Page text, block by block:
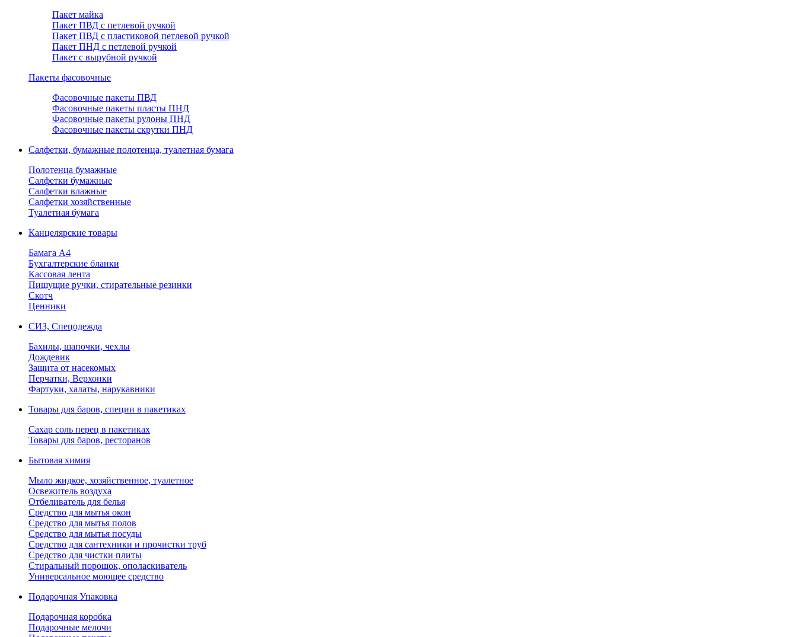
Пакет майка
Пакет ПВД с петлевой ручкой
Пакет ПВД с пластиковой петлевой ручкой
Пакет ПНД с петлевой ручкой
Пакет с вырубной ручкой
Пакеты фасовочные
Фасовочные пакеты ПВД
Фасовочные пакеты пласты ПНД
Фасовочные пакеты рулоны ПНД
Фасовочные пакеты скрутки ПНД
Салфетки, бумажные полотенца, туалетная бумага
Полотенца бумажные
Салфетки бумажные
Салфетки влажные
Салфетки хозяйственные
Туалетная бумага
Канцелярские товары
Бамага А4
Бухгалтерские бланки
Кассовая лента
Пишущие ручки, стирательные резинки
Скотч
Ценники
СИЗ, Спецодежда
Бахилы, шапочки, чехлы
Дождевик
Защита от насекомых
Перчатки, Верхонки
Фартуки, халаты, нарукавники
Товары для баров, специи в пакетиках
Сахар соль перец в пакетиках
Товары для баров, ресторанов
Бытовая химия
Мыло жидкое, хозяйственное, туалетное
Освежитель воздуха
Отбеливатель для белья
Средство для мытья окон
Средство для мытья полов
Средство для мытья посуды
Средство для сантехники и прочистки труб
Средство для чистки плиты
Стиральный порошок, ополаскиватель
Универсальное моющее средство
Подарочная Упаковка
Подарочная коробка
Подарочные мелочи